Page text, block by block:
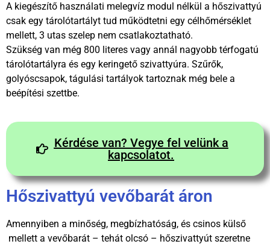
A kiegészítő használati melegvíz modul nélkül a hőszivattyú
csak egy tárolótartályt tud működtetni egy célhőmérséklet
mellett, 3 utas szelep nem csatlakoztatható.
Szükség van még 800 literes vagy annál nagyobb térfogatú
tárolótartályra és egy keringető szivattyúra. Szűrők,
golyóscsapok, tágulási tartályok tartoznak még bele a
beépítési szettbe.
Kérdése van? Vegye fel velünk a
kapcsolatot.
Hőszivattyú vevőbarát áron
Amennyiben a minőség, megbízhatóság, és csinos külső
mellett a vevőbarát – tehát olcsó – hőszivattyút szeretne